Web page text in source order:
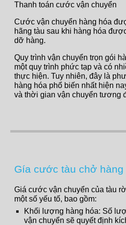
Thanh toán cước vận chuyển
Cước vận chuyển hàng hóa
hãng tàu sau khi hàng hóa
dỡ hàng.
Quy trình vận chuyển trọn gói
một quy trình phức tạp và có
thực hiện. Tuy nhiên, đây là
hàng hóa phổ biến nhất hiện
và thời gian vận chuyển tương
Gía cước tàu chở hàng
Giá cước vận chuyển của tàu
một số yếu tố, bao gồm:
Khối lượng hàng hóa: Số
vận chuyển sẽ quyết định